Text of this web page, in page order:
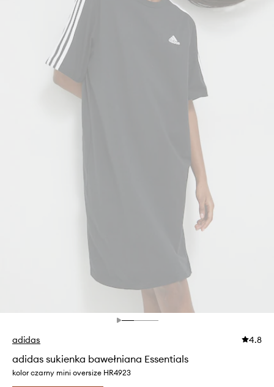
adidas 4.8
adidas sukienka bawełniana Essentials
kolor czarny mini oversize HR4923